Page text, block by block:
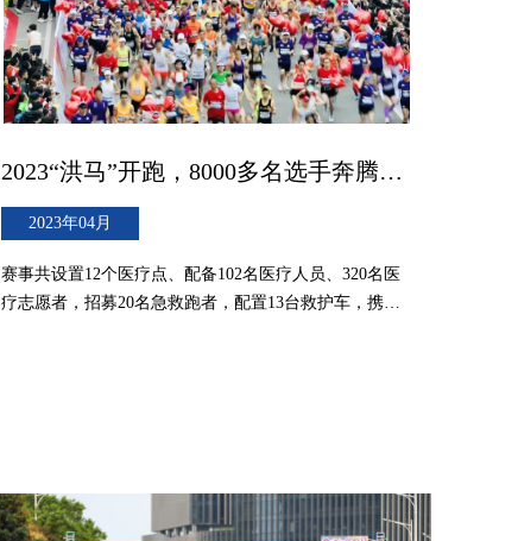
2023“洪马”开跑，8000多名选手奔腾在诗画洪江！
2023年04月
赛事共设置12个医疗点、配备102名医疗人员、320名医
疗志愿者，招募20名急救跑者，配置13台救护车，携带